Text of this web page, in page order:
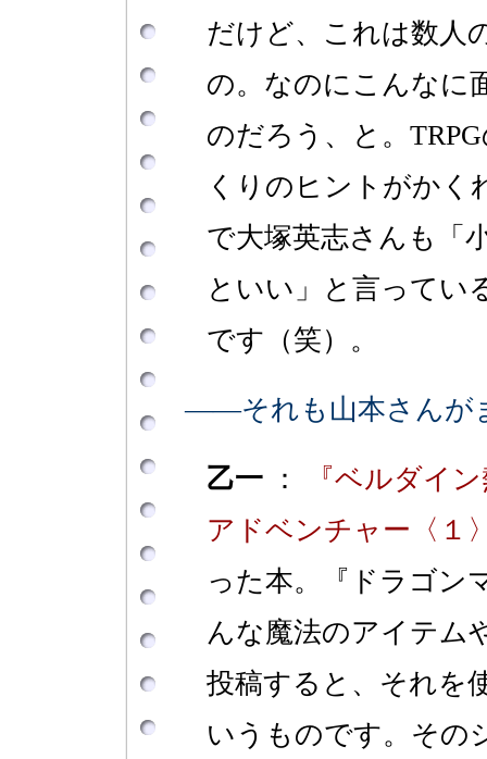
だけど、これは数人
の。なのにこんなに
のだろう、と。
くりのヒントがかく
で大塚英志さんも「
といい」と言ってい
です（笑）。
――それも山本さんが
乙一 ：
『ベルダイ
アドベンチャー〈１
った本。『ドラゴン
んな魔法のアイテム
投稿すると、それを
いうものです。その